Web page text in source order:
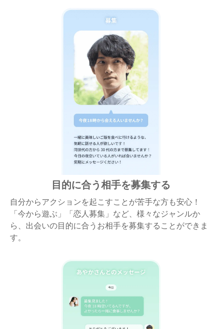
目的に合う相手を募集する
自分からアクションを起こすことが苦手な方も安心！
「今から遊ぶ」「恋人募集」など、様々なジャンルか
ら、出会いの目的に合うお相手を募集することができま
す。